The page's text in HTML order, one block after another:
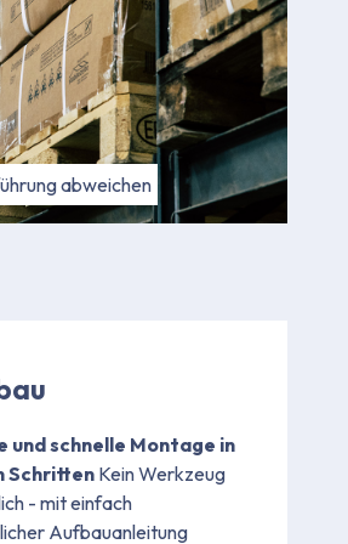
abweichen
und schnelle Montage in
Schritten Kein Werkzeug
- mit einfach
Aufbauanleitung